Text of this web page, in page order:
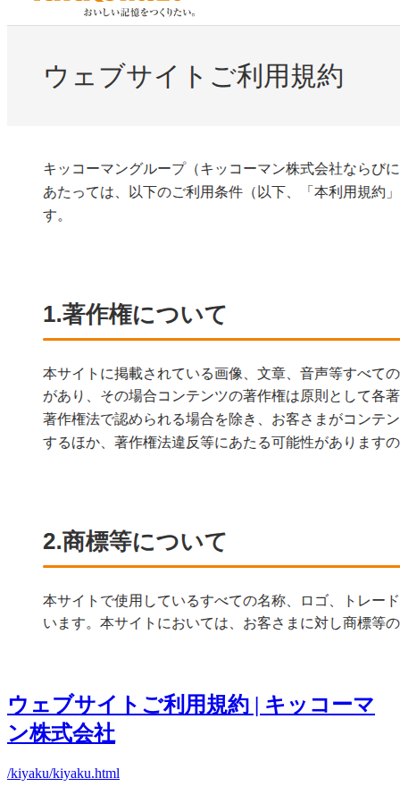
ウェブサイトご利用規約 | キッコーマ
ン株式会社
/kiyaku/kiyaku.html